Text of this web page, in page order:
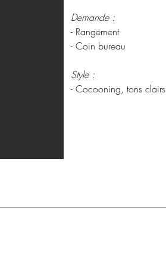
Demande :
- Rangement
- Coin bureau
Style :
- Cocooning, tons clairs